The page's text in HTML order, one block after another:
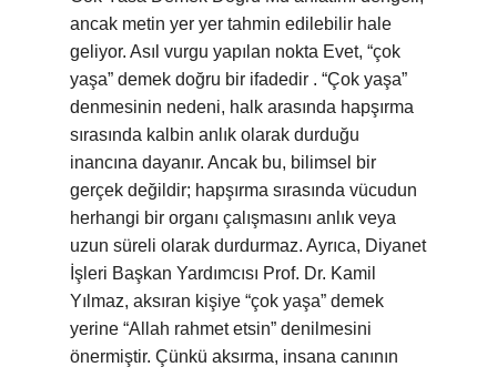
ancak metin yer yer tahmin edilebilir hale
geliyor. Asıl vurgu yapılan nokta Evet, “çok
yaşa” demek doğru bir ifadedir . “Çok yaşa”
denmesinin nedeni, halk arasında hapşırma
sırasında kalbin anlık olarak durduğu
inancına dayanır. Ancak bu, bilimsel bir
gerçek değildir; hapşırma sırasında vücudun
herhangi bir organı çalışmasını anlık veya
uzun süreli olarak durdurmaz. Ayrıca, Diyanet
İşleri Başkan Yardımcısı Prof. Dr. Kamil
Yılmaz, aksıran kişiye “çok yaşa” demek
yerine “Allah rahmet etsin” denilmesini
önermiştir. Çünkü aksırma, insana canının